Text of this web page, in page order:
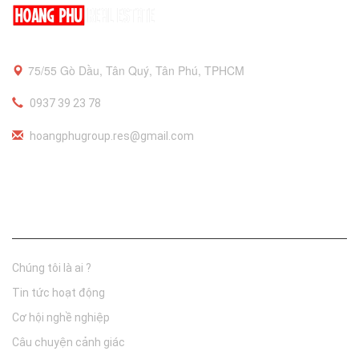
75/55 Gò Dầu, Tân Quý, Tân Phú, TPHCM
0937 39 23 78
hoangphugroup.res@gmail.com
Chúng tôi là ai ?
Tin tức hoạt động
Cơ hội nghề nghiệp
Câu chuyện cảnh giác